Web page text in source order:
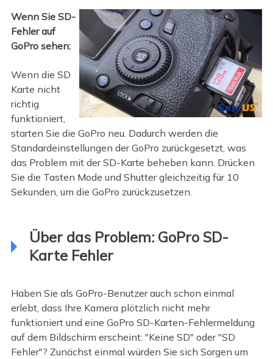
Wenn Sie SD-
Fehler auf
GoPro sehen:
Wenn die SD
Karte nicht
richtig
funktioniert,
starten Sie die GoPro neu. Dadurch werden die
Standardeinstellungen der GoPro zurückgesetzt, was
das Problem mit der SD-Karte beheben kann. Drücken
Sie die Tasten Mode und Shutter gleichzeitig für 10
Sekunden, um die GoPro zurückzusetzen.
Über das Problem: GoPro SD-
Karte Fehler
Haben Sie als GoPro-Benutzer auch schon einmal
erlebt, dass Ihre Kamera plötzlich nicht mehr
funktioniert und eine GoPro SD-Karten-Fehlermeldung
auf dem Bildschirm erscheint: "Keine SD" oder "SD
Fehler"? Zunächst einmal würden Sie sich Sorgen um